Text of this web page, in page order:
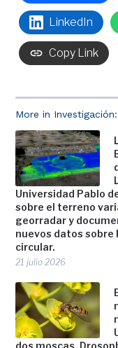
More in Investigación:
Universidad Pablo
sobre el terreno
georradar y
nuevos datos sobre
circular.
21 julio 2026
LinkedIn
Copy Link